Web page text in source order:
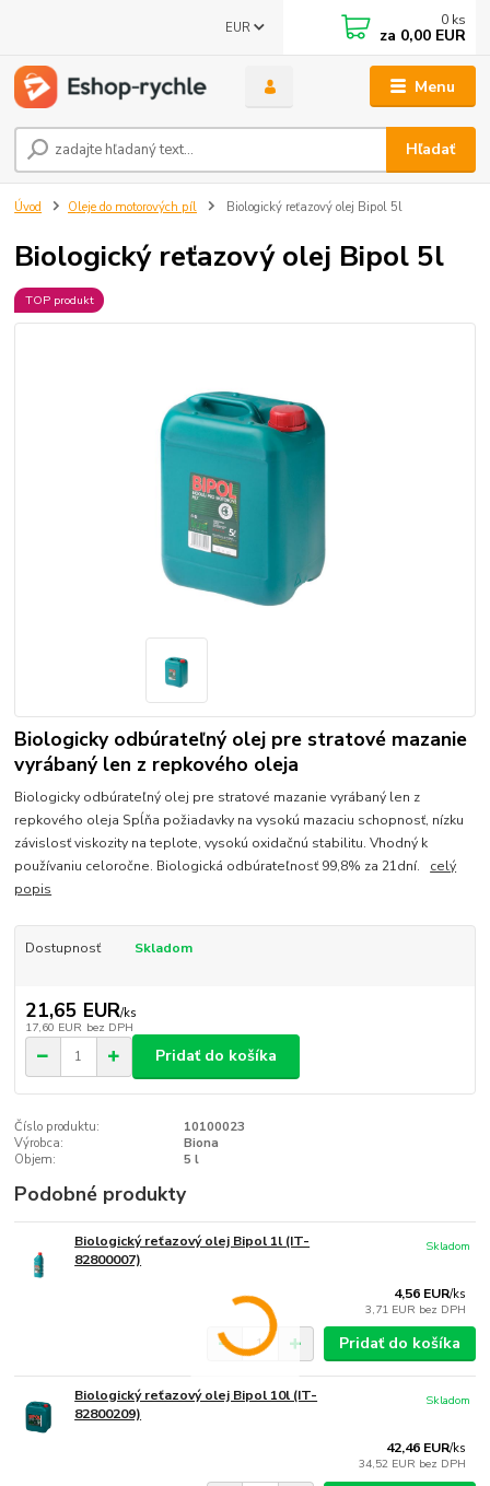
Menu
EUR
Hľadať
0 ks
za 0,00 EUR
Úvod Oleje do motorových píl Biologický reťazový olej Bipol 5l
Biologický reťazový olej Bipol 5l
TOP produkt
Biologicky odbúrateľný olej pre stratové mazanie
vyrábaný len z repkového oleja
Biologicky odbúrateľný olej pre stratové mazanie vyrábaný len z
repkového oleja Spĺňa požiadavky na vysokú mazaciu schopnosť, nízku
závislosť viskozity na teplote, vysokú oxidačnú stabilitu. Vhodný k
používaniu celoročne. Biologická odbúrateľnosť 99,8% za 21dní. celý
popis
Dostupnosť Skladom
21,65 EUR/ks
17,60 EUR bez DPH
Pridať do košíka
Číslo produktu:
10100023
Výrobca:
Biona
Objem:
5 l
Podobné produkty
Biologický reťazový olej Bipol 1l (IT-
82800007)
4,56 EUR/ks
3,71 EUR bez DPH
Skladom
Pridať do košíka
Biologický reťazový olej Bipol 10l (IT-
82800209)
42,46 EUR/ks
34,52 EUR bez DPH
Skladom